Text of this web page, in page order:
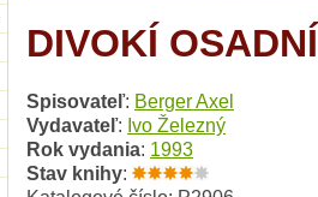
DIVOKÍ
Spisovateľ: Berger Axel
Vydavateľ: Ivo Železný
Rok vydania: 1993
Stav knihy: